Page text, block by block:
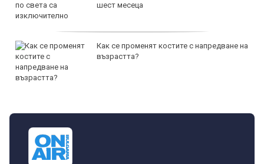
шест месеца
Как се променят костите с напредване на
възрастта?